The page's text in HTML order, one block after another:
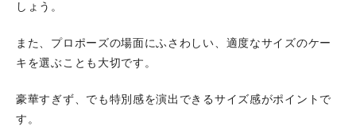
しょう。
また、プロポーズの場面にふさわしい、適度なサイズのケー
キを選ぶことも大切です。
豪華すぎず、でも特別感を演出できるサイズ感がポイントで
す。